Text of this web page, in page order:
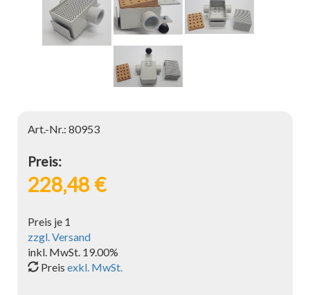
Art.-Nr.: 80953
Preis:
228,48 €
Preis je 1
zzgl. Versand
inkl. MwSt. 19.00%
Preis exkl. MwSt.